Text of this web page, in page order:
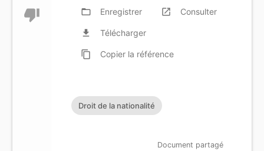
thumb_down folder_open Enregistrer launch Consulter
file_download Télécharger
content_copy Copier la référence
Droit de la nationalité
Document partagé